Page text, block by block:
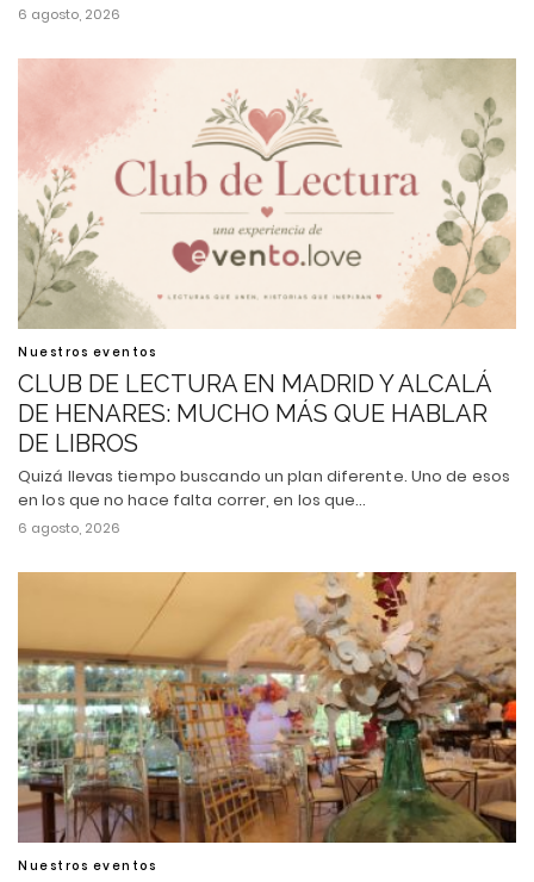
6 agosto, 2026
Nuestros eventos
CLUB DE LECTURA EN MADRID Y ALCALÁ
DE HENARES: MUCHO MÁS QUE HABLAR
DE LIBROS
Quizá llevas tiempo buscando un plan diferente. Uno de esos
en los que no hace falta correr, en los que…
6 agosto, 2026
Nuestros eventos